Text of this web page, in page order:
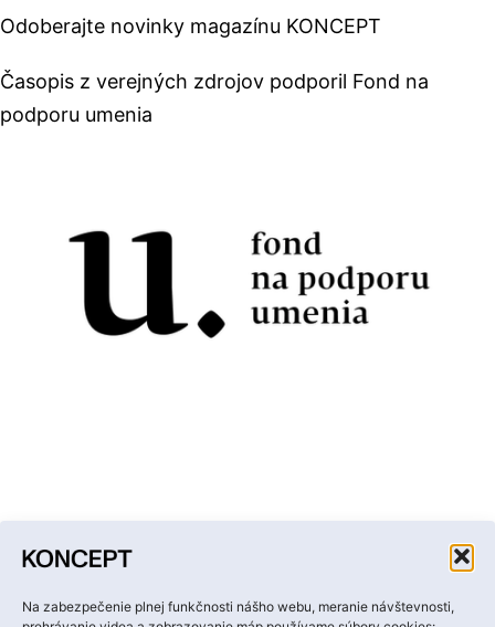
Na zabezpečenie plnej funkčnosti nášho webu, meranie návštevnosti,
Odoberajte novinky magazínu KONCEPT
Časopis z verejných zdrojov podporil Fond na
podporu umenia